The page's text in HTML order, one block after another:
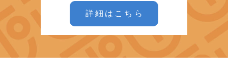
詳細はこちら